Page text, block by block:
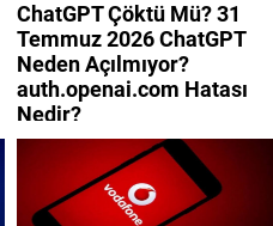
ChatGPT Çöktü Mü? 31
Temmuz 2026 ChatGPT
Neden Açılmıyor?
auth.openai.com Hatası
Nedir?